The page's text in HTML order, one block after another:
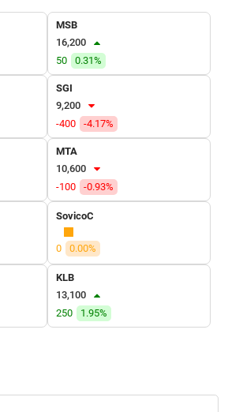
MSB
16,200
50
0.31%
SGI
9,200
-400
-4.17%
MTA
10,600
-100
-0.93%
SovicoC
0 0.00%
KLB
13,100
250
1.95%